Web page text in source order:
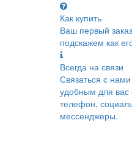
Как купить
Ваш первый
подскажем как
Всегда на связи
Связаться с
удобным для вас
телефон,
мессенджеры.